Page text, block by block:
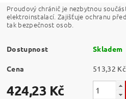
Proudový chránič je nezbytnou
elektroinstalací. Zajišťuje ochranu
tak bezpečnost osob.
Dostupnost Skladem
Cena
424,23 Kč